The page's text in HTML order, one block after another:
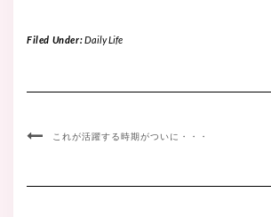
て
Twitter
ィ
ン
開
る
に
く
だ
し
Filed Under:Daily Life
これが活躍する時期がついに・・・